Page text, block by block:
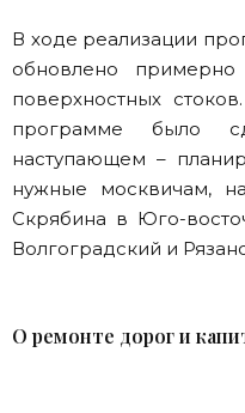
В ходе реализации
обновлено
поверхностных
программе было
наступающем –
нужные москвичам,
Скрябина в Юго-
Волгоградский и
О ремонте дорог и